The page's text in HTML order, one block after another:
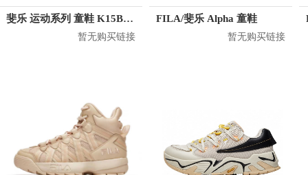
斐乐 运动系列 童鞋 K15B141207F
暂无购买链接
FILA/斐乐 Alpha 童鞋
暂无购买链接